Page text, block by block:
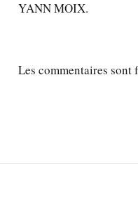
YANN MOIX.
Les commentaires sont